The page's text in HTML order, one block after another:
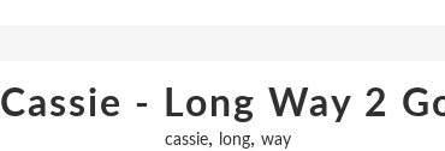
Cassie - Long Way 2
cassie, long, way